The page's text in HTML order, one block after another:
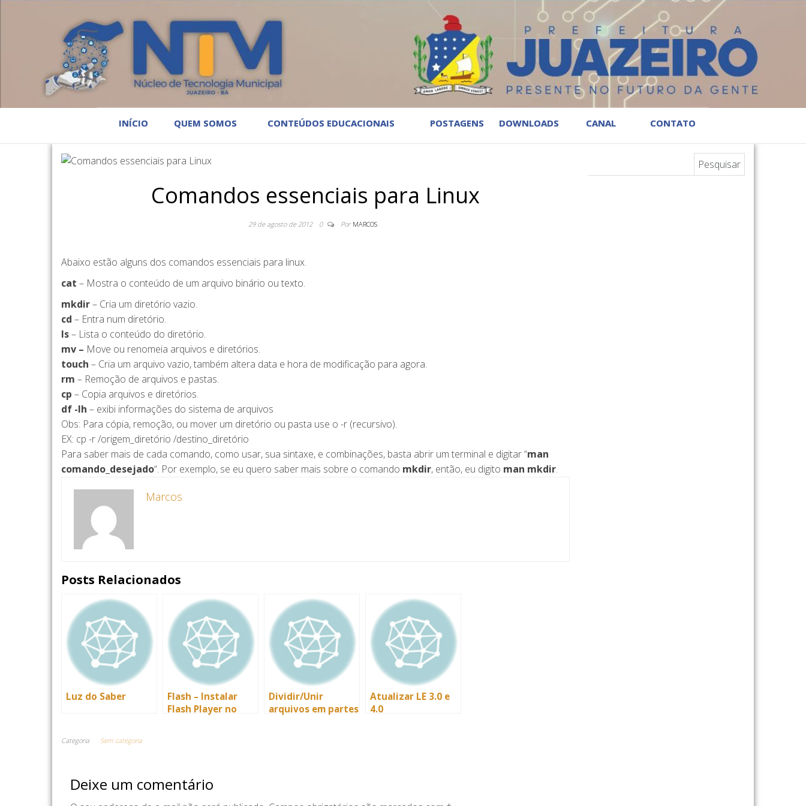
INÍCIO QUEM SOMOS CONTEÚDOS EDUCACIONAIS POSTAGENS DOWNLOADS CANAL CONTATO
Comandos essenciais para Linux
29 de agosto de 2012 0 Por MARCOS
Abaixo estão alguns dos comandos essenciais para linux.
cat – Mostra o conteúdo de um arquivo binário ou texto.
mkdir– Cria um diretório vazio.
cd – Entra num diretório.
ls– Lista o conteúdo do diretório.
mv – Move ou renomeia arquivos e diretórios.
touch – Cria um arquivo vazio, também altera data e hora de modificação para agora.
rm – Remoção de arquivos e pastas.
cp – Copia arquivos e diretórios.
df -lh – exibi informações do sistema de arquivos
Obs: Para cópia, remoção, ou mover um diretório ou pasta use o -r (recursivo).
EX: cp -r /origem_diretório /destino_diretório
Para saber mais de cada comando, como usar, sua sintaxe, e combinações, basta abrir um terminal e digitar “man
comando_desejado“. Por exemplo, se eu quero saber mais sobre o comando mkdir, então, eu digito man mkdir.
Marcos
Posts Relacionados
Luz do Saber
Flash – Instalar
Flash Player no
Dividir/Unir
arquivos em partes
Atualizar LE 3.0 e
4.0
Categoria Sem categoria
Deixe um comentário